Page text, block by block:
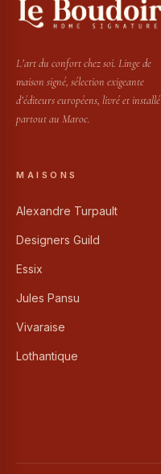
L’art du confort chez soi. Linge de
maison signé, sélection exigeante
d’éditeurs européens, livré et installé
partout au Maroc.
MAISONS
Alexandre Turpault
Designers Guild
Essix
Jules Pansu
Vivaraise
Lothantique